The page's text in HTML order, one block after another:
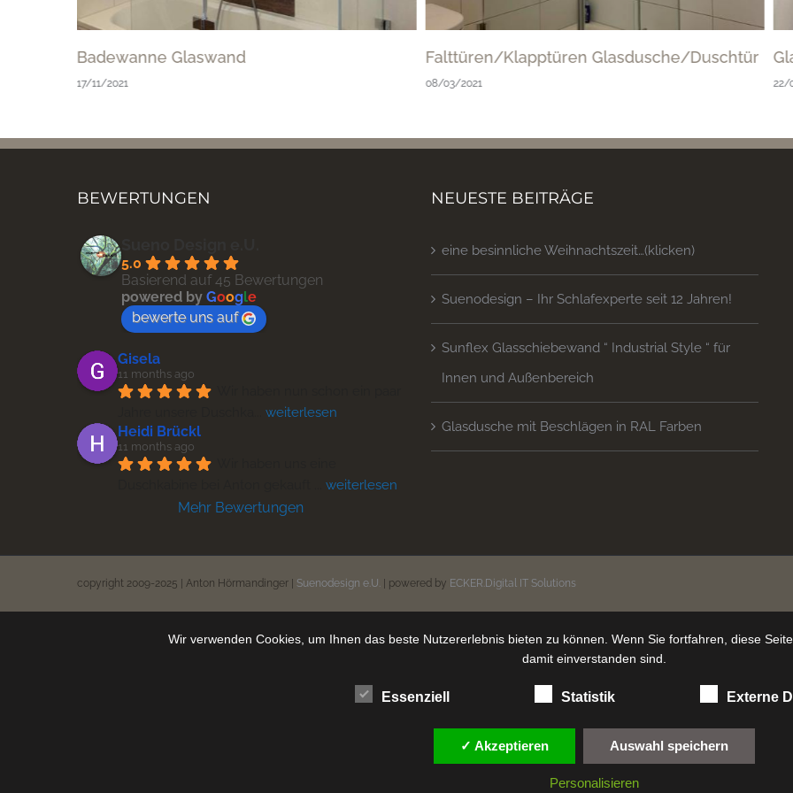
Badewanne Glaswand
17/11/2021
Falttüren/Klapptüren Glasdusche/Duschtür
08/03/2021 22/
BEWERTUNGEN
5.0
Basierend auf 45 Bewertungen
powered by Google
bewerte uns auf
Gisela
11 months ago
weiterlesen
Heidi Brückl
11 months ago
weiterlesen
Mehr Bewertungen
NEUESTE BEITRÄGE
eine besinnliche Weihnachtszeit…(klicken)
Suenodesign – Ihr Schlafexperte seit 12 Jahren!
Sunflex Glasschiebewand “ Industrial Style “ für
Innen und Außenbereich
Glasdusche mit Beschlägen in RAL Farben
copyright 2009-2025 | Anton Hörmandinger | Suenodesign e.U. | powered by ECKER.Digital IT Solutions
Wir verwenden Cookies, um Ihnen das beste Nutzererlebnis bieten zu können. Wenn Sie fortfahren, diese
damit einverstanden sind.
Essenziell Statistik Externe
✓ Akzeptieren Auswahl speichern
Personalisieren